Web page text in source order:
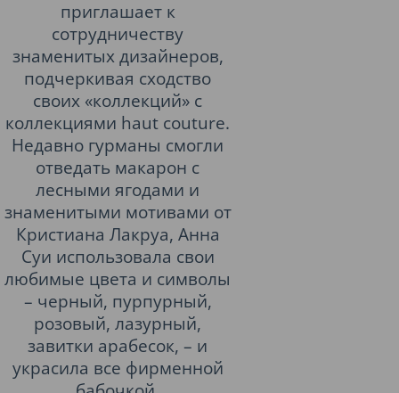
приглашает к
сотрудничеству
знаменитых дизайнеров,
подчеркивая сходство
своих «коллекций» с
коллекциями haut couture.
Недавно гурманы смогли
отведать макарон с
лесными ягодами и
знаменитыми мотивами от
Кристиана Лакруа, Анна
Суи использовала свои
любимые цвета и символы
– черный, пурпурный,
розовый, лазурный,
завитки арабесок, – и
украсила все фирменной